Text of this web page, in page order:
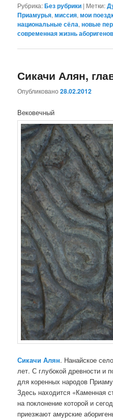
Рубрика:Без рубрики | Метки:
Приамурья,миссия,мои
национальные сёла,новые
современная жизнь аборигенов
Сикачи Алян,
Опубликовано28.02.2012
Вековечный
Сикачи Алян. Нанайское
лет. С глубокой древности и
для коренных народов
Здесь находится «Каменная
на поклонение которой и
приезжают амурские